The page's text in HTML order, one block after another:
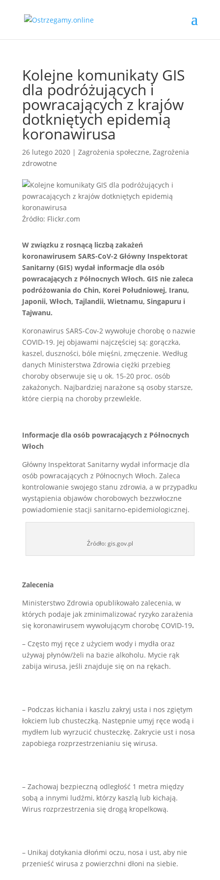
Kolejne komunikaty GIS
dla podróżujących i
powracających z krajów
dotkniętych epidemią
koronawirusa
26 lutego 2020| Zagrożenia społeczne, Zagrożenia
zdrowotne
Źródło: Flickr.com
W związku z rosnącą liczbą zakażeń
koronawirusem SARS-CoV-2 Główny Inspektorat
Sanitarny (GIS) wydał informacje dla osób
powracających z Północnych Włoch. GIS nie zaleca
podróżowania do Chin, Korei Południowej, Iranu,
Japonii, Włoch, Tajlandii, Wietnamu, Singapuru i
Tajwanu.
Koronawirus SARS-Cov-2 wywołuje chorobę o nazwie
COVID-19. Jej objawami najczęściej są: gorączka,
kaszel, duszności, bóle mięśni, zmęczenie. Według
danych Ministerstwa Zdrowia ciężki przebieg
choroby obserwuje się u ok. 15-20 proc. osób
zakażonych. Najbardziej narażone są osoby starsze,
które cierpią na choroby przewlekle.
Informacje dla osób powracających z Północnych
Włoch
Główny Inspektorat Sanitarny wydał informacje dla
osób powracających z Północnych Włoch. Zaleca
kontrolowanie swojego stanu zdrowia, a w przypadku
wystąpienia objawów chorobowych bezzwłoczne
powiadomienie stacji sanitarno-epidemiologicznej.
Źródło: gis.gov.pl
Zalecenia
Ministerstwo Zdrowia opublikowało zalecenia, w
których podaje jak zminimalizować ryzyko zarażenia
się koronawirusem wywołującym chorobę COVID-19.
– Często myj ręce z użyciem wody i mydła oraz
używaj płynów/żeli na bazie alkoholu. Mycie rąk
zabija wirusa, jeśli znajduje się on na rękach.
– Podczas kichania i kaszlu zakryj usta i nos zgiętym
łokciem lub chusteczką. Następnie umyj ręce wodą i
mydłem lub wyrzucić chusteczkę. Zakrycie ust i nosa
zapobiega rozprzestrzenianiu się wirusa.
– Zachowaj bezpieczną odległość 1 metra między
sobą a innymi ludźmi, którzy kaszlą lub kichają.
Wirus rozprzestrzenia się drogą kropelkową.
– Unikaj dotykania dłońmi oczu, nosa i ust, aby nie
przenieść wirusa z powierzchni dłoni na siebie.